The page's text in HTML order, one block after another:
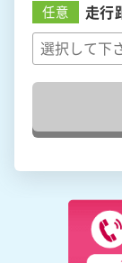
任意 走行